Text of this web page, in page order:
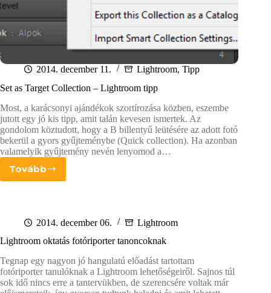
2014. december 11. Lightroom, Tipp
Set as Target Collection – Lightroom tipp
Most, a karácsonyi ajándékok szortírozása közben, eszembe
jutott egy jó kis tipp, amit talán kevesen ismertek. Az
gondolom köztudott, hogy a B billentyű leütésére az adott fotó
bekerül a gyors gyűjteménybe (Quick collection). Ha azonban
valamelyik gyűjtemény nevén lenyomod a…
Tovább
Set
tipp
2014. december 06.
Lightroom
Lightroom oktatás fotóriporter tanoncoknak
Tegnap egy nagyon jó hangulatú előadást tartottam
fotóriporter tanulóknak a Lightroom lehetőségeiről. Sajnos túl
sok idő nincs erre a tantervükben, de szerencsére voltak már